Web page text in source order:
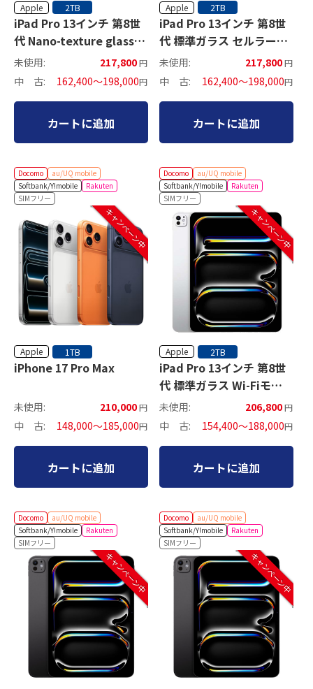
Apple 2TB
iPad Pro 13インチ 第8世
代 Nano-texture glass
Wi-Fiモデル
未使用: 217,800円
中 古: 162,400～198,000円
カートに追加
Apple 2TB
iPad Pro 13インチ 第8世
代 標準ガラス セルラーモ
デル
未使用: 217,800円
中 古: 162,400～198,000円
カートに追加
Docomo
au/UQ mobile
Softbank/Y!mobile
Rakuten
SIMフリー
キャンペーン中
Apple 1TB
iPhone 17 Pro Max
未使用: 210,000円
中 古: 148,000～185,000円
カートに追加
Docomo
au/UQ mobile
Softbank/Y!mobile
Rakuten
SIMフリー
キャンペーン中
Apple 2TB
iPad Pro 13インチ 第8世
代 標準ガラス Wi-Fiモデ
ル
未使用: 206,800円
中 古: 154,400～188,000円
カートに追加
Docomo
au/UQ mobile
Softbank/Y!mobile
Rakuten
SIMフリー
キャンペーン中
Docomo
au/UQ mobile
Softbank/Y!mobile
Rakuten
SIMフリー
キャンペーン中